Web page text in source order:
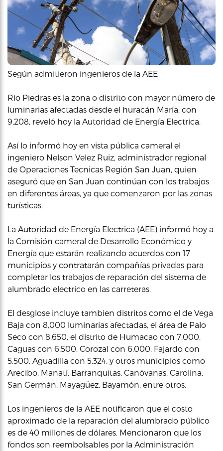
Según admitieron ingenieros de la AEE
Río Piedras es la zona o distrito con mayor número de
luminarias afectadas desde el huracán María, con
9,208, reveló hoy la Autoridad de Energía Electrica.
Así lo informó hoy en vista pública cameral el
ingeniero Nelson Velez Ruiz, administrador regional
de Operaciones Tecnicas Región San Juan, quien
aseguró que en San Juan continúan con los trabajos
en diferentes áreas, ya que comenzaron por las zonas
turísticas.
La Autoridad de Energía Electrica (AEE) informó hoy a
la Comisión cameral de Desarrollo Económico y
Energía que estarán realizando acuerdos con 17
municipios y contratarán compañías privadas para
completar los trabajos de reparación del sistema de
alumbrado electrico en las carreteras.
El desglose incluye tambien distritos como el de Vega
Baja con 8,000 luminarias afectadas, el área de Palo
Seco con 8,650, el distrito de Humacao con 7,000,
Caguas con 6,500, Corozal con 6,000, Fajardo con
5,500, Aguadilla con 5,324, y otros municipios como
Arecibo, Manatí, Barranquitas, Canóvanas, Carolina,
San Germán, Mayagüez, Bayamón, entre otros.
Los ingenieros de la AEE notificaron que el costo
aproximado de la reparación del alumbrado público
es de 40 millones de dólares. Mencionaron que los
fondos son reembolsables por la Administración